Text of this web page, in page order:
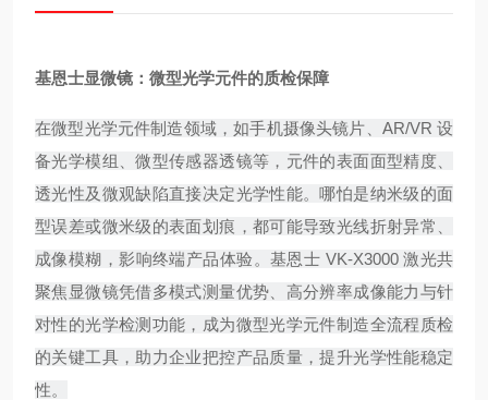
基恩士显微镜：微型光学元件的质检保障
在微型光学元件制造领域，如手机摄像头镜片、AR/VR 设
备光学模组、微型传感器透镜等，元件的表面面型精度、
透光性及微观缺陷直接决定光学性能。哪怕是纳米级的面
型误差或微米级的表面划痕，都可能导致光线折射异常、
成像模糊，影响终端产品体验。基恩士 VK-X3000 激光共
聚焦显微镜凭借多模式测量优势、高分辨率成像能力与针
对性的光学检测功能，成为微型光学元件制造全流程质检
的关键工具，助力企业把控产品质量，提升光学性能稳定
性。